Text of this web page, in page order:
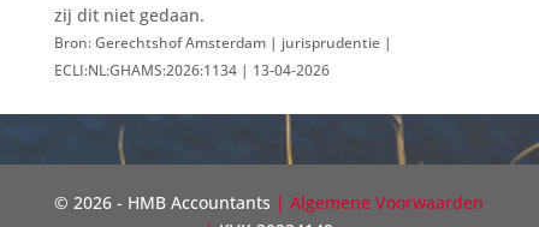
zij dit niet gedaan.
Bron: Gerechtshof Amsterdam | jurisprudentie |
ECLI:NL:GHAMS:2026:1134 | 13-04-2026
© 2026 - HMB Accountants | Algemene Voorwaarden